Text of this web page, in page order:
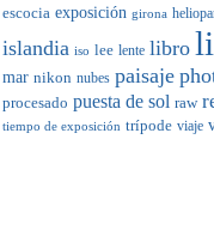
escocia exposición girona
islandia iso lee lente libro
mar nikon nubes paisaje
procesado puesta de sol raw
tiempo de exposición trípode viaje